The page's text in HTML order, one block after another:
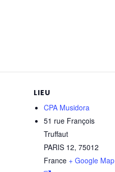
LIEU
CPA Musidora
51 rue François
Truffaut
PARIS 12, 75012
France + Google Map